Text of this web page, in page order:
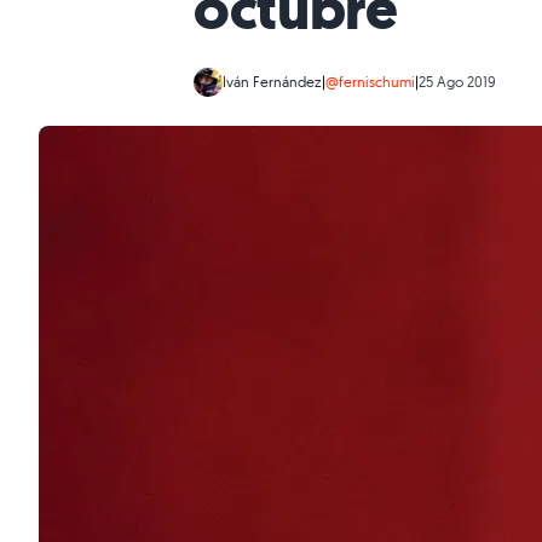
Iván Fernández|@fernischumi|25 Ago 2019